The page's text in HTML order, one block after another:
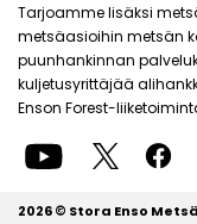
Tarjoamme lisäksi
metsäasioihin metsän
puunhankinnan
kuljetusyrittäjää
Enson Forest-
2026 © Stora Enso Metsä